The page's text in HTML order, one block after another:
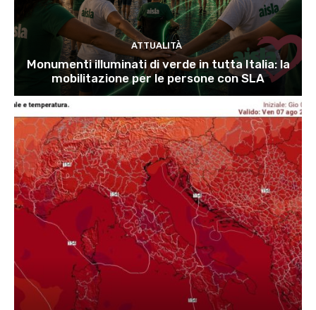
ATTUALITÀ
Monumenti illuminati di verde in tutta Italia: la
mobilitazione per le persone con SLA